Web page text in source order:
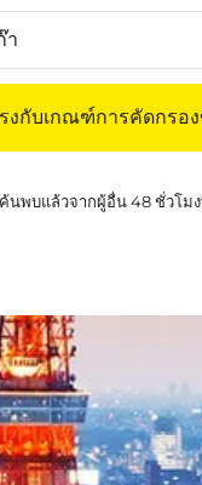
งกับเกณฑ์การคัดกร
นพบแล้วจากผู้อื่น 48 ชั่วโม